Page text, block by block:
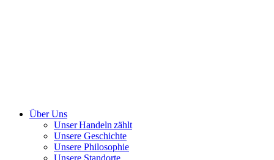
Über Uns
Unser Handeln zählt
Unsere Geschichte
Unsere Philosophie
Unsere Standorte